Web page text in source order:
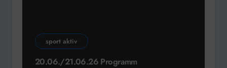
sport aktiv
20.06./21.06.26 Programm